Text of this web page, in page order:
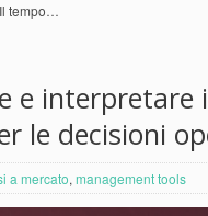
tempo…
e interpretare
le decisioni
a mercato, management tools